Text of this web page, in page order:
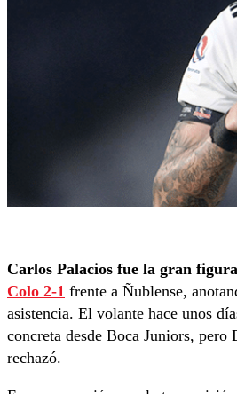
Carlos Palacios fue la gran
Colo 2-1 frente a Ñublense,
asistencia. El volante hace unos
concreta desde Boca Juniors, pero
rechazó.